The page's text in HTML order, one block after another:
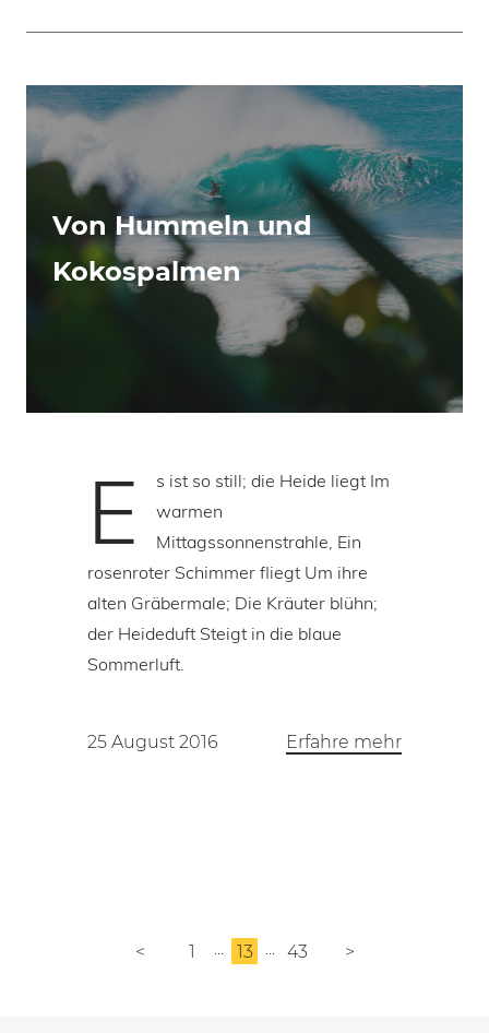
Von Hummeln und
Kokospalmen
E
s ist so still; die Heide liegt Im
warmen
Mittagssonnenstrahle, Ein
rosenroter Schimmer fliegt Um ihre
alten Gräbermale; Die Kräuter blühn;
der Heideduft Steigt in die blaue
Sommerluft.
25 August 2016 Erfahre mehr
< 1 13 43 >